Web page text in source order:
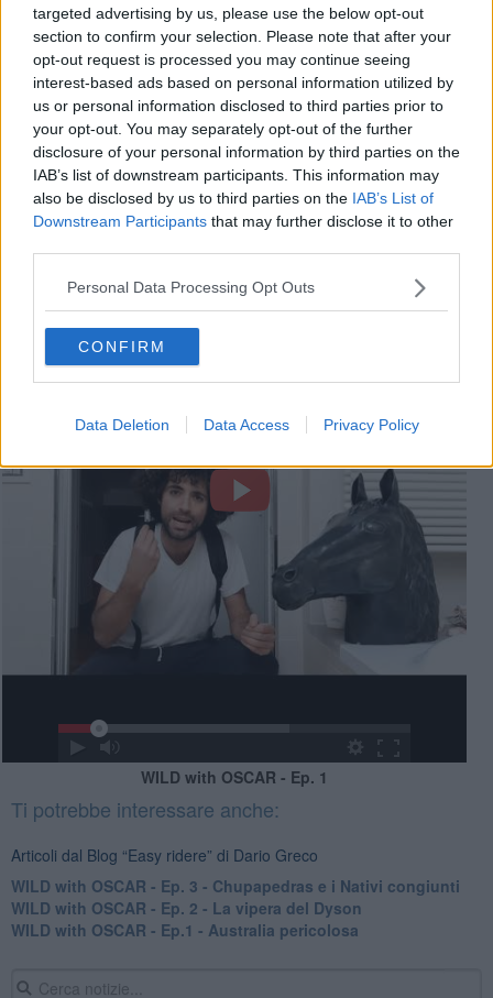
targeted advertising by us, please use the below opt-out
section to confirm your selection. Please note that after your
opt-out request is processed you may continue seeing
interest-based ads based on personal information utilized by
us or personal information disclosed to third parties prior to
your opt-out. You may separately opt-out of the further
disclosure of your personal information by third parties on the
IAB’s list of downstream participants. This information may
also be disclosed by us to third parties on the IAB’s List of
Downstream Participants that may further disclose it to other
Personal Data Processing Opt Outs
CONFIRM
Data Deletion Data Access Privacy Policy
Dario Greco
Se vuoi leggere le notizie principali della Toscana iscriviti alla
Newsletter QUInews - ToscanaMedia.Arriva gratis tutti i giorni
alle 20:00 direttamente nella tua casella di posta.
Basta cliccareQUI
Videogallery
WILD with OSCAR - Ep. 1
Ti potrebbe interessare anche:
Articoli dal Blog “Easy ridere” di Dario Greco
WILD with OSCAR - Ep. 3 - Chupapedras e i Nativi congiunti
WILD with OSCAR - Ep. 2 - La vipera del Dyson
WILD with OSCAR - Ep.1 - Australia pericolosa